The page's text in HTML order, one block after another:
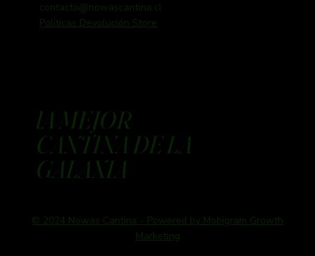
contacto@nowascantina.cl
Políticas Devolución Store
lA MEJOR
CANTINA DE LA
GALAXIA
© 2024 Nowas Cantina - Powered by Mobigram Growth
Marketing